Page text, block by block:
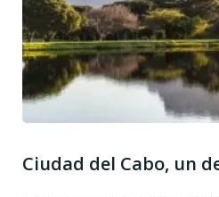
Ciudad del Cabo, un